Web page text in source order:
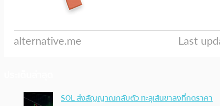
SOL ส่งสัญญาณกลับตัว ทะลุเส้นขาลงที่กดราคา